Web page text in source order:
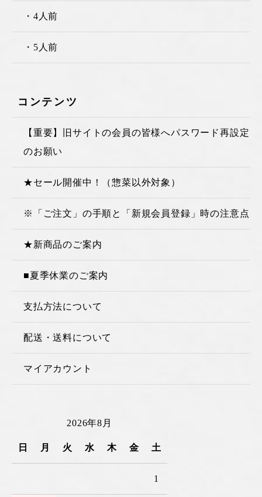
・4人前
・5人前
コンテンツ
【重要】旧サイトの会員の皆様へパスワード再設定
のお願い
★セール開催中！（惣菜以外対象）
※「ご注文」の手順と「新規会員登録」時の注意点
★新商品のご案内
■夏季休業のご案内
支払方法について
配送・送料について
マイアカウント
2026年8月
日 月 火 水 木 金 土
1